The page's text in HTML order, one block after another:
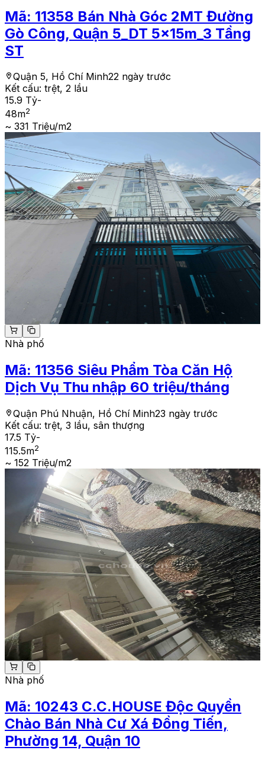
Mã: 11358 Bán Nhà Góc 2MT Đường
Gò Công, Quận 5_DT 5x15m_3 Tầng
ST
Quận 5, Hồ Chí Minh22 ngày trước
Kết cấu: trệt, 2 lầu
15.9 Tỷ-
48m2
~ 331 Triệu/m2
Nhà phố
Mã: 11356 Siêu Phẩm Tòa Căn Hộ
Dịch Vụ Thu nhập 60 triệu/tháng
Quận Phú Nhuận, Hồ Chí Minh23 ngày trước
Kết cấu: trệt, 3 lầu, sân thượng
17.5 Tỷ-
115.5m2
~ 152 Triệu/m2
Nhà phố
Mã: 10243 C.C.HOUSE Độc Quyền
Chào Bán Nhà Cư Xá Đồng Tiến,
Phường 14, Quận 10